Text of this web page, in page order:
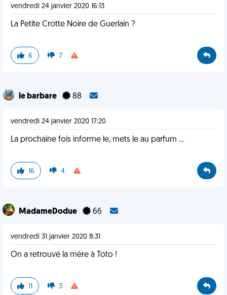
vendredi 24 janvier 2020 16:13
La Petite Crotte Noire de Guerlain ?
6 7
le barbare 88
vendredi 24 janvier 2020 17:20
La prochaine fois informe le, mets le au parfum ...
16 4
MadameDodue 66
vendredi 31 janvier 2020 8:31
On a retrouvé la mère à Toto !
11 3